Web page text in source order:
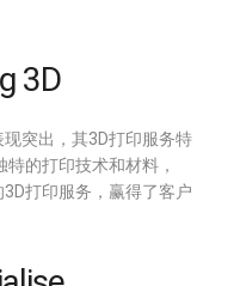
3D
突出，其3D打印服务特
的打印技术和材料，
打印服务，赢得了客户